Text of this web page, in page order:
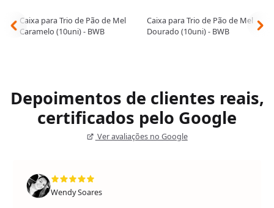
Caixa para Trio de Pão de Mel
Caramelo (10uni) - BWB
Caixa para Trio de Pão de Mel
Dourado (10uni) - BWB
Depoimentos de clientes reais,
certificados pelo Google
Ver avaliações no Google
Wendy Soares